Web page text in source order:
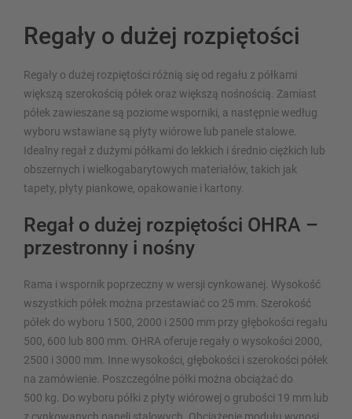
Regały o dużej rozpiętości
Regały o dużej rozpiętości różnią się od regału z półkami
większą szerokością półek oraz większą nośnością. Zamiast
półek zawieszane są poziome wsporniki, a następnie według
wyboru wstawiane są płyty wiórowe lub panele stalowe.
Idealny regał z dużymi półkami do lekkich i średnio ciężkich lub
obszernych i wielkogabarytowych materiałów, takich jak
tapety, płyty piankowe, opakowanie i kartony.
Regał o dużej rozpiętości OHRA –
przestronny i nośny
Rama i wspornik poprzeczny w wersji cynkowanej. Wysokość
wszystkich półek można przestawiać co 25 mm. Szerokość
półek do wyboru 1500, 2000 i 2500 mm przy głębokości regału
500, 600 lub 800 mm. OHRA oferuje regały o wysokości 2000,
2500 i 3000 mm. Inne wysokości, głębokości i szerokości półek
na zamówienie. Poszczególne półki można obciążać do
500 kg. Do wyboru półki z płyty wiórowej o grubości 19 mm lub